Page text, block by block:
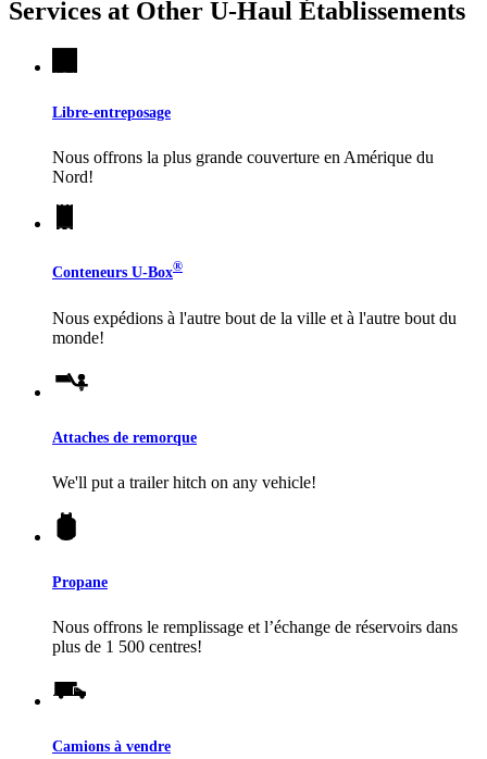
Services at Other U-Haul Établissements
Libre-entreposage
Nous offrons la plus grande couverture en Amérique du
Nord!
Conteneurs U-Box®
Nous expédions à l'autre bout de la ville et à l'autre bout du
monde!
Attaches de remorque
We'll put a trailer hitch on any vehicle!
Propane
Nous offrons le remplissage et l’échange de réservoirs dans
plus de 1 500 centres!
Camions à vendre